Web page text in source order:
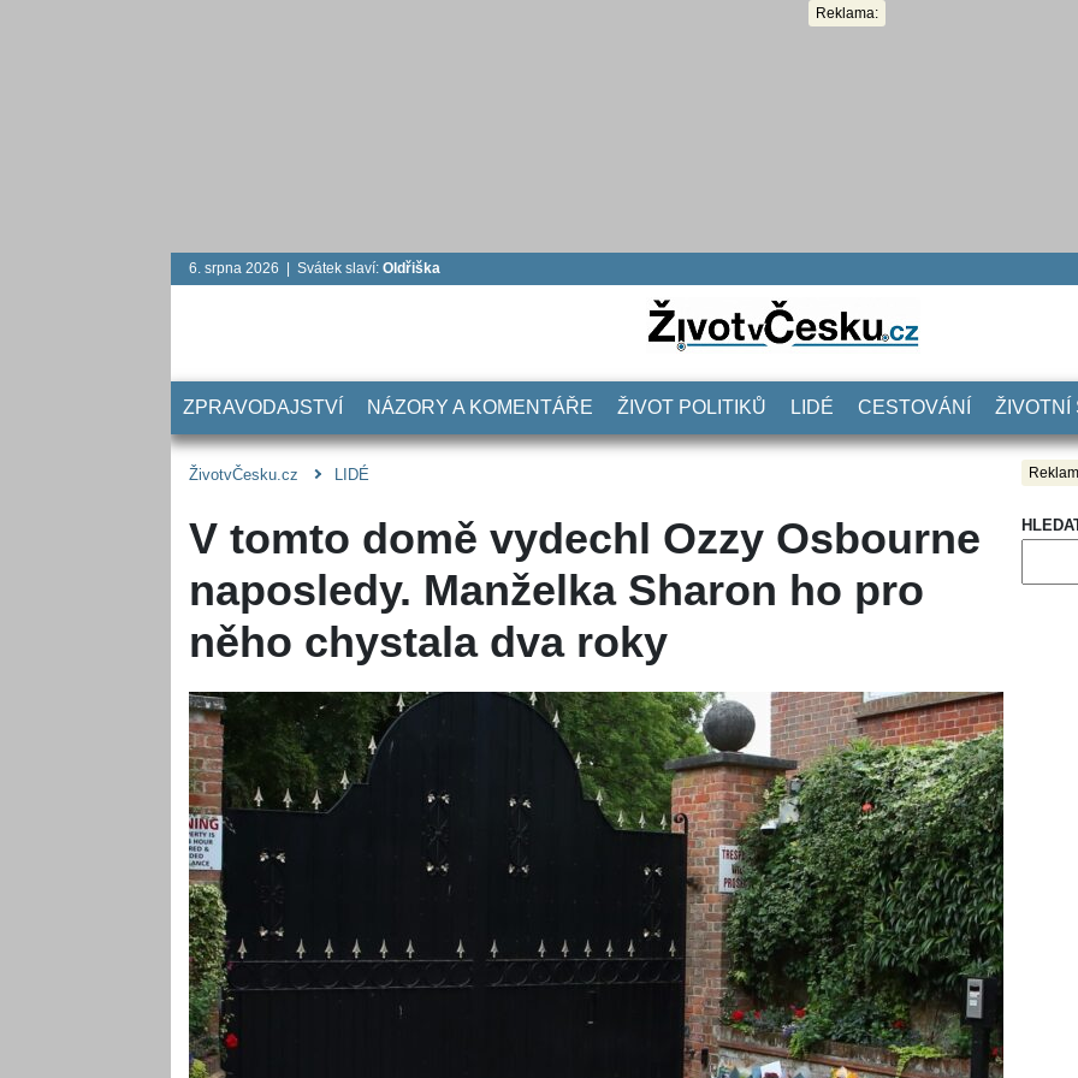
Reklama:
6. srpna 2026 | Svátek slaví: Oldřiška
ZPRAVODAJSTVÍ NÁZORY A KOMENTÁŘE ŽIVOT POLITIKŮ LIDÉ CESTOVÁNÍ ŽIVOTNÍ
ŽivotvČesku.cz LIDÉ
V tomto domě vydechl Ozzy Osbourne
naposledy. Manželka Sharon ho pro
něho chystala dva roky